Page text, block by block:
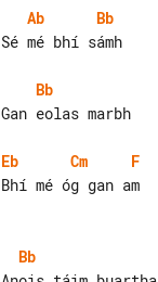
Ab
Bb
Sé mé bhí sámh
Bb
Gan eolas marbh
Eb Cm
F
Bhí mé óg gan am
Bb